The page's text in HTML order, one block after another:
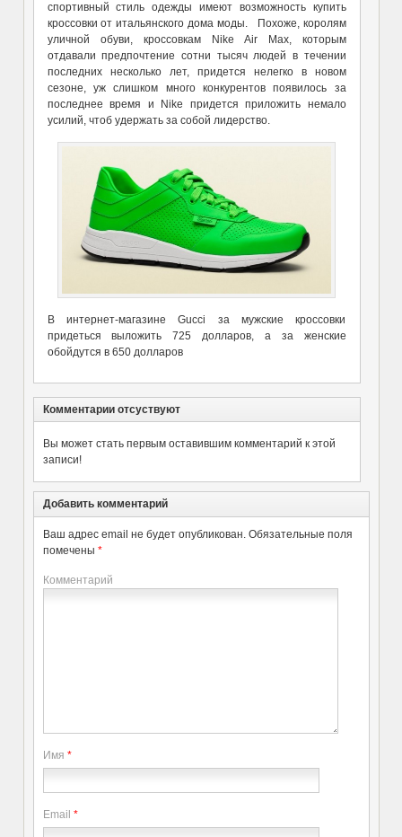
спортивный стиль одежды имеют возможность купить
кроссовки от итальянского дома моды. Похоже, королям
уличной обуви, кроссовкам Nike Air Max, которым
отдавали предпочтение сотни тысяч людей в течении
последних несколько лет, придется нелегко в новом
сезоне, уж слишком много конкурентов появилось за
последнее время и Nike придется приложить немало
усилий, чтоб удержать за собой лидерство.
В интернет-магазине Gucci за мужские кроссовки
придеться выложить 725 долларов, а за женские
обойдутся в 650 долларов
Комментарии отсуствуют
Вы может стать первым оставившим комментарий к этой
записи!
Добавить комментарий
Ваш адрес email не будет опубликован. Обязательные поля
помечены *
Комментарий
Имя *
Email *